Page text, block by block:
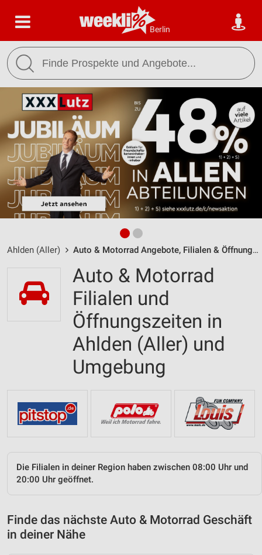
Berlin
Ahlden (Aller) Auto & Motorrad Angebote, Filialen & Öffnungszeiten
Auto & Motorrad
Filialen und
Öffnungszeiten in
Ahlden (Aller) und
Umgebung
Die Filialen in deiner Region haben zwischen 08:00 Uhr und
20:00 Uhr geöffnet.
Finde das nächste Auto & Motorrad Geschäft
in deiner Nähe